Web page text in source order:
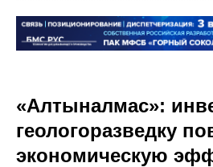
«Алтыналмас»:
геологоразведку
экономическую